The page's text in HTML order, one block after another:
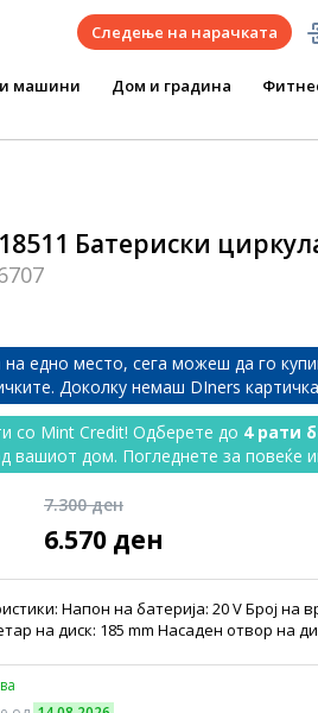
Следење на нарачката
машини Дом и градина
Батериски
едно место, сега можеш да го
Доколку немаш DIners
со Mint Credit! Одберете до 4 рати
вашиот дом. Погледнете за повеќе
7.300 ден
6.570 ден
Напон на батерија: 20 V Број на
на диск: 185 mm Насаден отвор на